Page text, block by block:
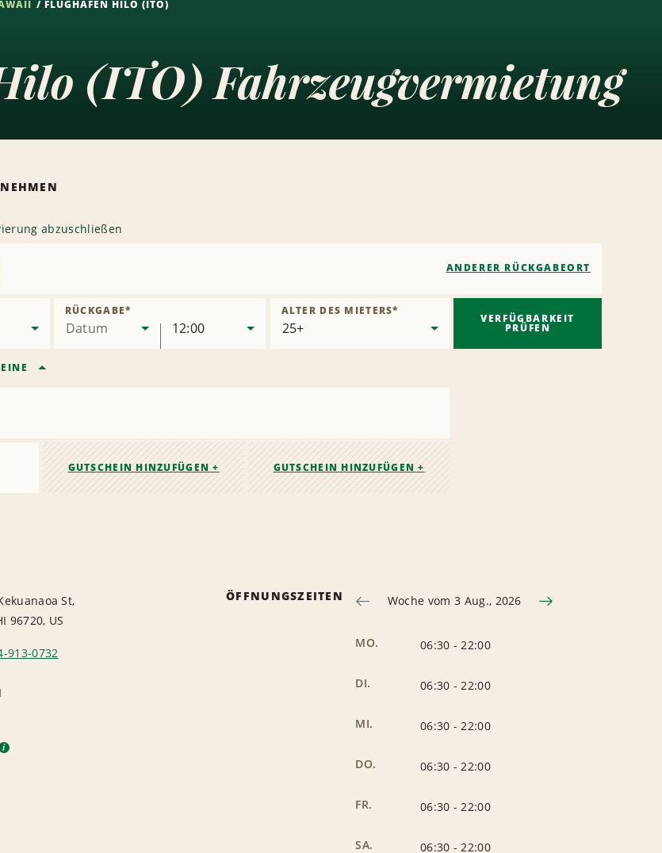
FLUGHAFEN HILO (ITO)
(ITO) Fahrzeugvermietung
abzuschließen
ANDERER RÜCKGABEORT
Datum
RÜCKGABE*
12:00
ALTER DES MIETERS*
GUTSCHEIN HINZUFÜGEN +
GUTSCHEIN HINZUFÜGEN +
VERFÜGBARKEIT
PRÜFEN
St,
96720, US
913-0732
i
ÖFFNUNGSZEITEN Woche vom 3 Aug., 2026
MO. 06:30 -22:00
DI. 06:30 -22:00
MI. 06:30 -22:00
DO. 06:30 -22:00
FR. 06:30 -22:00
SA. 06:30 -22:00